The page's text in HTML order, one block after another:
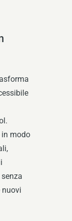
in modo
nuovi